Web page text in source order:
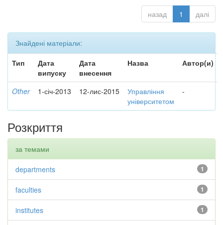
назад 1 далі
Знайдені матеріали:
Тип
Дата
випуску
Дата
внесення
Назва Автор(и)
Other 1-січ-2013 12-лис-2015
Управління
університетом
-
Розкриття
за темами
1
departments
1
faculties
1
institutes